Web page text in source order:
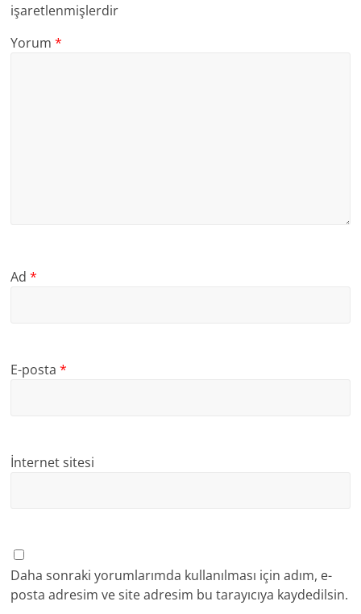
işaretlenmişlerdir
Yorum*
Ad*
E-posta*
İnternet sitesi
Daha sonraki yorumlarımda kullanılması için adım, e-
posta adresim ve site adresim bu tarayıcıya kaydedilsin.